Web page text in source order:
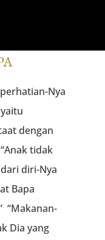
Nya
dengan
tidak
diri-Nya
Bapa
“Makanan-
Dia yang